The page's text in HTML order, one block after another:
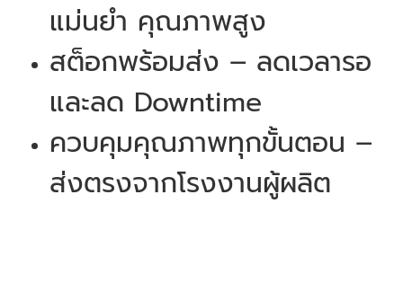
แม่นยำ คุณภาพสูง
สต็อกพร้อมส่ง – ลดเวลารอ
และลด Downtime
ควบคุมคุณภาพทุกขั้นตอน –
ส่งตรงจากโรงงานผู้ผลิต